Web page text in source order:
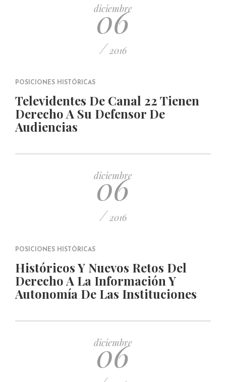
diciembre
06
/ 2016
POSICIONES HISTÓRICAS
Televidentes De Canal 22 Tienen
Derecho A Su Defensor De
Audiencias
diciembre
06
/ 2016
POSICIONES HISTÓRICAS
Históricos Y Nuevos Retos Del
Derecho A La Información Y
Autonomía De Las Instituciones
diciembre
06